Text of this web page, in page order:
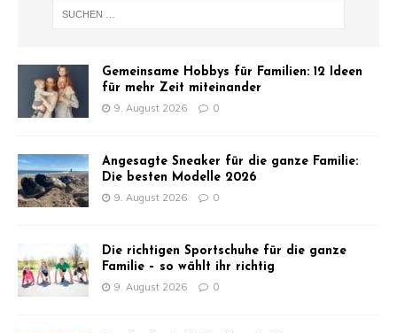
Gemeinsame Hobbys für Familien: 12 Ideen
für mehr Zeit miteinander
9. August 2026 0
Angesagte Sneaker für die ganze Familie:
Die besten Modelle 2026
9. August 2026 0
Die richtigen Sportschuhe für die ganze
Familie – so wählt ihr richtig
9. August 2026 0